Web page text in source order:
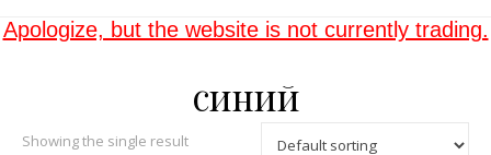
Apologize, but the website is not currently trading.
синий
Showing the single result